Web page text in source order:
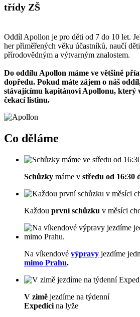
třídy ZŠ
Oddíl Apollon je pro děti od 7 do 10 let.
her přiměřených věku účastníků, naučí
přírodovědným a výtvarným znalostem.
Do oddílu Apollon máme ve většině
dopředu. Pokud máte zájem o náš
stávajícímu kapitánovi Apollonu, který
čekací listinu.
Co děláme
Schůzky máme v středu od 16:30
Každou první schůzku v měsíci
Na víkendové výpravy jezdíme
mimo Prahu.
V zimě jezdíme na týdenní
Expedici na lyže